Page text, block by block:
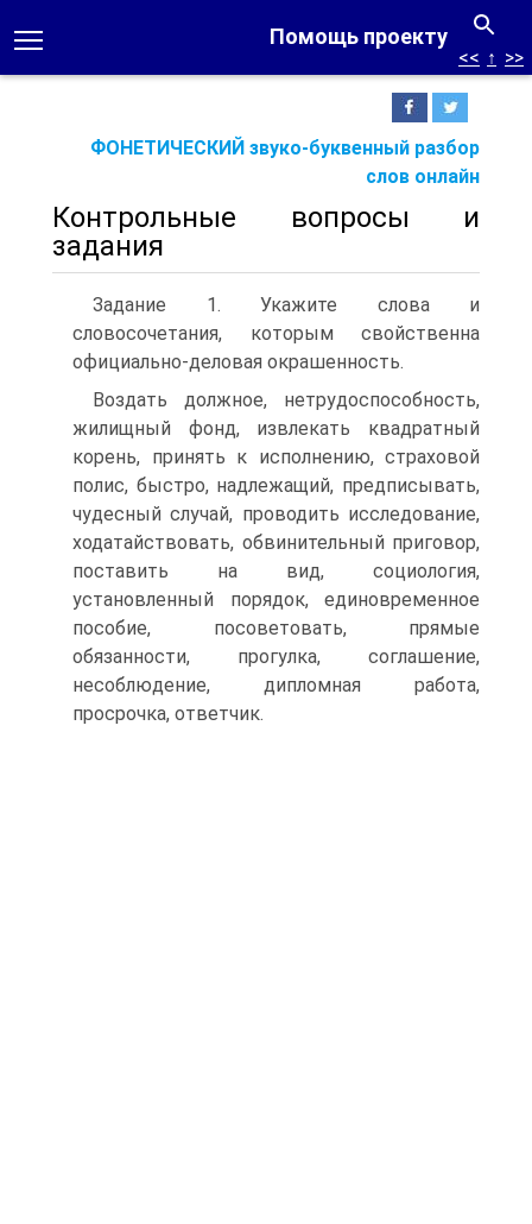
Помощь проекту
ФОНЕТИЧЕСКИЙ звуко-буквенный разбор
слов онлайн
<< ↑ >>
Контрольные вопросы и
задания
Задание 1. Укажите слова и
словосочетания, которым свойственна
официально-деловая окрашенность.
Воздать должное, нетрудоспособность,
жилищный фонд, извлекать квадратный
корень, принять к исполнению, страховой
полис, быстро, надлежащий, предписывать,
чудесный случай, проводить исследование,
ходатайствовать, обвинительный приговор,
поставить на вид, социология,
установленный порядок, единовременное
пособие, посоветовать, прямые
обязанности, прогулка, соглашение,
несоблюдение, дипломная работа,
просрочка, ответчик.